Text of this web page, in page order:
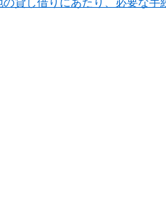
の貸し借りにあたり、必要な手